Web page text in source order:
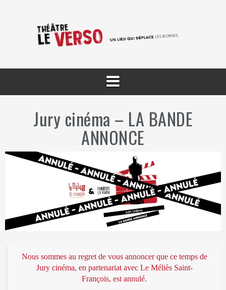
Jury cinéma – LA BANDE
ANNONCE
Nous sommes au regret de vous annoncer que ce temps de
Jury cinéma, en partenariat avec Le Méliès Saint-
François, est annulé.